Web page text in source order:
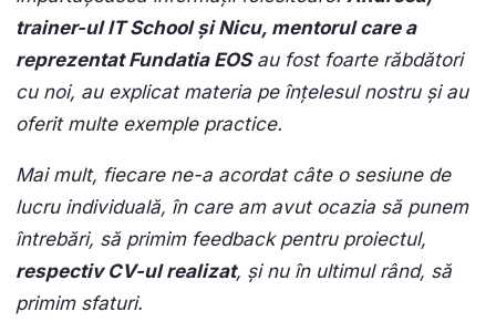
trainer-ul IT School și Nicu, mentorul care a
reprezentat Fundatia EOSau fost foarte răbdători
cu noi, au explicat materia pe înțelesul nostru și au
oferit multe exemple practice.
Mai mult, fiecare ne-a acordat câte o sesiune de
lucru individuală, în care am avut ocazia să punem
întrebări, să primim feedback pentru proiectul,
respectiv CV-ul realizat, și nu în ultimul rând, să
primim sfaturi.